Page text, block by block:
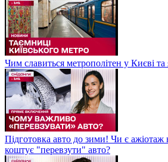
Чим славиться метрополітен у Києві та
Підготовка авто до зими! Чи є ажіотаж
коштує "перевзути" авто?